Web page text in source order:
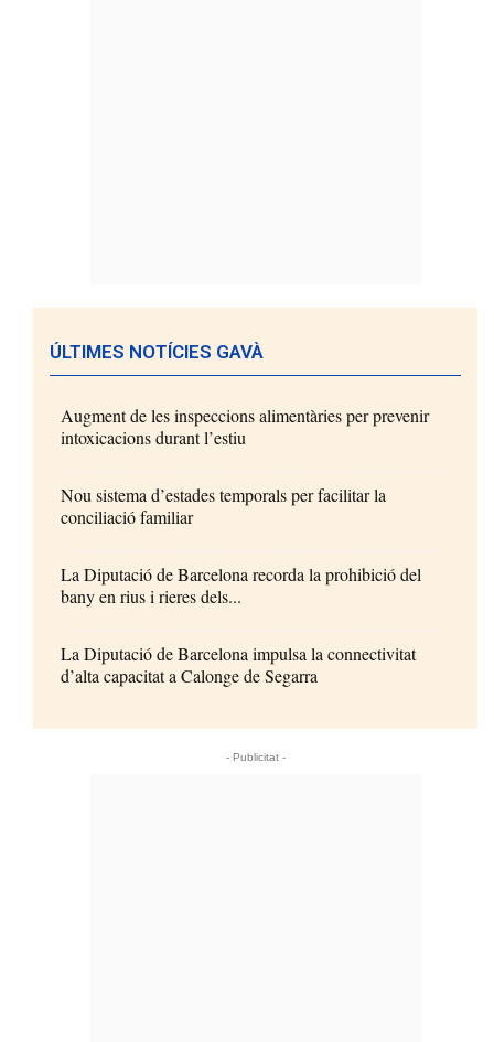
ÚLTIMES NOTÍCIES GAVÀ
Augment de les inspeccions alimentàries per prevenir
intoxicacions durant l’estiu
Nou sistema d’estades temporals per facilitar la
conciliació familiar
La Diputació de Barcelona recorda la prohibició del
bany en rius i rieres dels...
La Diputació de Barcelona impulsa la connectivitat
d’alta capacitat a Calonge de Segarra
- Publicitat -